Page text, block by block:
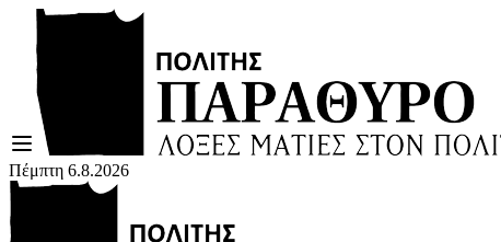
Πέμπτη 6.8.2026